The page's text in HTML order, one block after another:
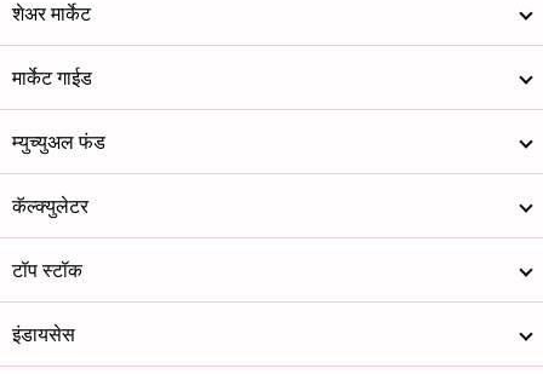
शेअर मार्केट
मार्केट गाईड
म्युच्युअल फंड
कॅल्क्युलेटर
टॉप स्टॉक
इंडायसेस